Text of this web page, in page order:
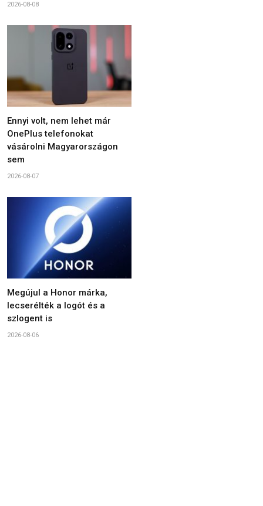
2026-08-08
Ennyi volt, nem lehet már
OnePlus telefonokat
vásárolni Magyarországon
sem
2026-08-07
Megújul a Honor márka,
lecserélték a logót és a
szlogent is
2026-08-06